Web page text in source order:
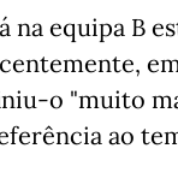
na equipa B
o "muito
ao